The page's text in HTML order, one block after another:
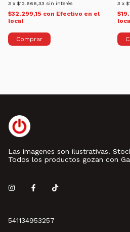
3 x $12.666,33 sin interés
$32.299,15 con Efectivo en el
local
3 x
Las imagenes son ilustrativas.
Todos los productos gozan con
541134953257